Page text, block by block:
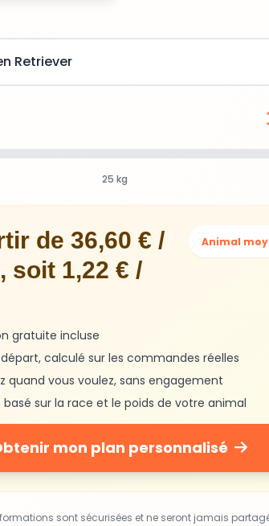
25 kg
de 36,60 € /
soit 1,22 € /
Animal
gratuite incluse
départ, calculé sur les commandes réelles
quand vous voulez, sans engagement
basé sur la race et le poids de votre animal
mon plan personnalisé
sont sécurisées et ne seront jamais